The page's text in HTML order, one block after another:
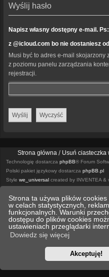
Strona ta używa plików
w celach statystycznych,
funkcjonalnych. Warunki
dostępu do plików cookies
ustawieniach przeglądarki
Dowiedz się więcej
Akceptuję!
Wyślij hasło
Napisz własny dostępny e-mail.
z @icloud.com bo nie dostaniesz
Musi być to adres e-mail skojarzony
z poziomu panelu zarządzania
rejestracji.
Strona główna Usuń ciasteczka
Technologię dostarcza phpBB® Forum
Polski pakiet językowy dostarcza phpBB.pl
Style we_universal created by INVENTEA &
Optimized by:phpBB SEO
Zasady ochrony danych osobowych